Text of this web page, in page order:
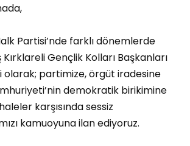
Partisi’nde farklı dönemlerde
Gençlik Kolları Başkanları
olarak; partimize, örgüt iradesine
demokratik birikimine
karşısında sessiz
kamuoyuna ilan ediyoruz.